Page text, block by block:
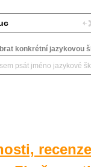
konkrétní jazykovou